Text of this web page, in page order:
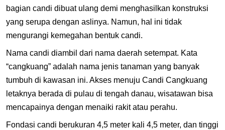
bagian candi dibuat ulang demi menghasilkan konstruksi
yang serupa dengan aslinya. Namun, hal ini tidak
mengurangi kemegahan bentuk candi.
Nama candi diambil dari nama daerah setempat. Kata
“cangkuang” adalah nama jenis tanaman yang banyak
tumbuh di kawasan ini. Akses menuju Candi Cangkuang
letaknya berada di pulau di tengah danau, wisatawan bisa
mencapainya dengan menaiki rakit atau perahu.
Fondasi candi berukuran 4,5 meter kali 4,5 meter, dan tinggi